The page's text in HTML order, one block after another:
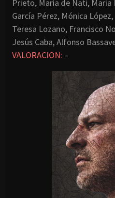
Prieto, María de Nati, María
García Pérez, Mónica
Teresa Lozano, Francisco
Jesús Caba, Alfonso
VALORACION: –